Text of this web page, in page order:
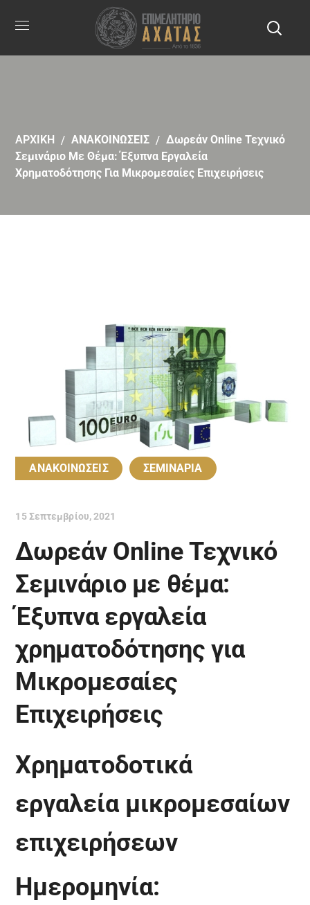
ΑΡΧΙΚΗ ΑΝΑΚΟΙΝΩΣΕΙΣ
Δωρεάν Online Τεχνικό
Σεμινάριο Με Θέμα: Έξυπνα Εργαλεία
Χρηματοδότησης Για Μικρομεσαίες Επιχειρήσεις
ΑΝΑΚΟΙΝΩΣΕΙΣ ΣΕΜΙΝΑΡΙΑ
15 Σεπτεμβρίου, 2021
Δωρεάν Online Τεχνικό
Σεμινάριο με θέμα:
Έξυπνα εργαλεία
χρηματοδότησης για
Μικρομεσαίες
Επιχειρήσεις
Χρηματοδοτικά
εργαλεία μικρομεσαίων
επιχειρήσεων
Ημερομηνία: